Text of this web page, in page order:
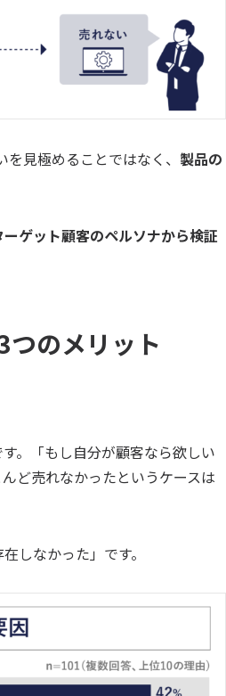
見極めることではなく、 製品の
ーゲット顧客のペルソナから検証
のメリット
。「もし自分が顧客なら欲しい
ど売れなかったというケースは
しなかった」です。